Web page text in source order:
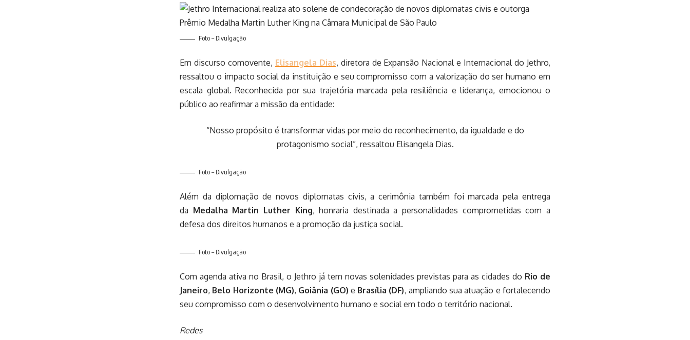
Foto – Divulgação
Em discurso comovente, Elisangela Dias, diretora de Expansão Nacional e Internacional do Jethro,
ressaltou o impacto social da instituição e seu compromisso com a valorização do ser humano em
escala global. Reconhecida por sua trajetória marcada pela resiliência e liderança, emocionou o
público ao reafirmar a missão da entidade:
“Nosso propósito é transformar vidas por meio do reconhecimento, da igualdade e do
protagonismo social”, ressaltou Elisangela Dias.
Foto – Divulgação
Além da diplomação de novos diplomatas civis, a cerimônia também foi marcada pela entrega
da Medalha Martin Luther King, honraria destinada a personalidades comprometidas com a
defesa dos direitos humanos e a promoção da justiça social.
Foto – Divulgação
Com agenda ativa no Brasil, o Jethro já tem novas solenidades previstas para as cidades do Rio de
Janeiro, Belo Horizonte (MG), Goiânia (GO) e Brasília (DF), ampliando sua atuação e fortalecendo
seu compromisso com o desenvolvimento humano e social em todo o território nacional.
Redes